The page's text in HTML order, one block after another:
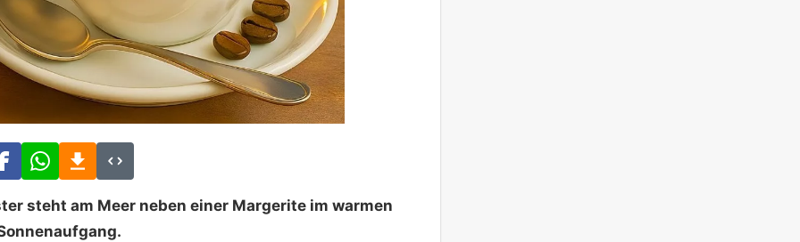
steht am Meer neben einer Margerite im warmen